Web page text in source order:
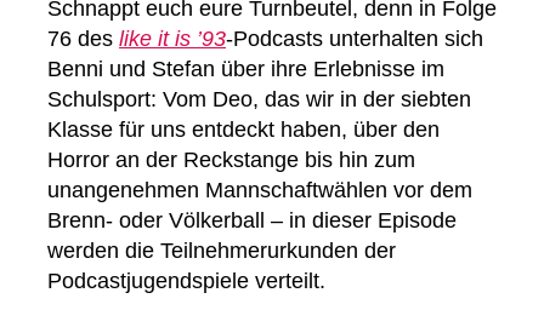
Schnappt euch eure Turnbeutel, denn in Folge
76 des like it is ’93-Podcasts unterhalten sich
Benni und Stefan über ihre Erlebnisse im
Schulsport: Vom Deo, das wir in der siebten
Klasse für uns entdeckt haben, über den
Horror an der Reckstange bis hin zum
unangenehmen Mannschaftwählen vor dem
Brenn- oder Völkerball – in dieser Episode
werden die Teilnehmerurkunden der
Podcastjugendspiele verteilt.